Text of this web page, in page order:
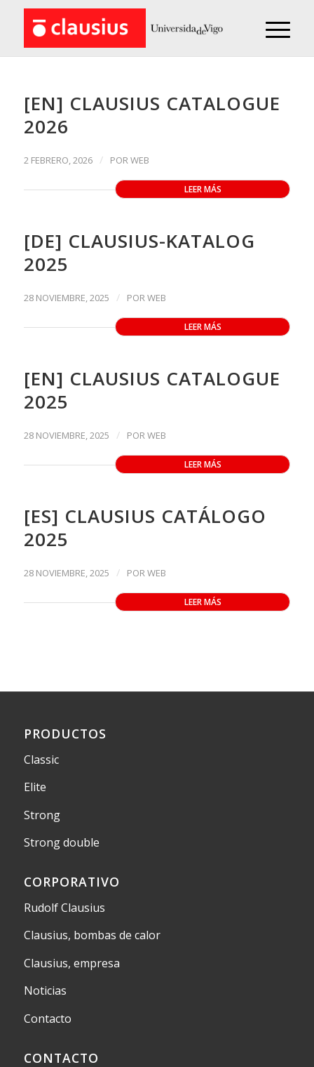
[EN] CLAUSIUS CATALOGUE
2026
2 FEBRERO, 2026 / PORWEB
LEER MÁS
[DE] CLAUSIUS-KATALOG
2025
28 NOVIEMBRE, 2025 / PORWEB
LEER MÁS
[EN] CLAUSIUS CATALOGUE
2025
28 NOVIEMBRE, 2025 / PORWEB
LEER MÁS
[ES] CLAUSIUS CATÁLOGO
2025
28 NOVIEMBRE, 2025 / PORWEB
LEER MÁS
PRODUCTOS
Classic
Elite
Strong
Strong double
CORPORATIVO
Rudolf Clausius
Clausius, bombas de calor
Clausius, empresa
Noticias
Contacto
CONTACTO